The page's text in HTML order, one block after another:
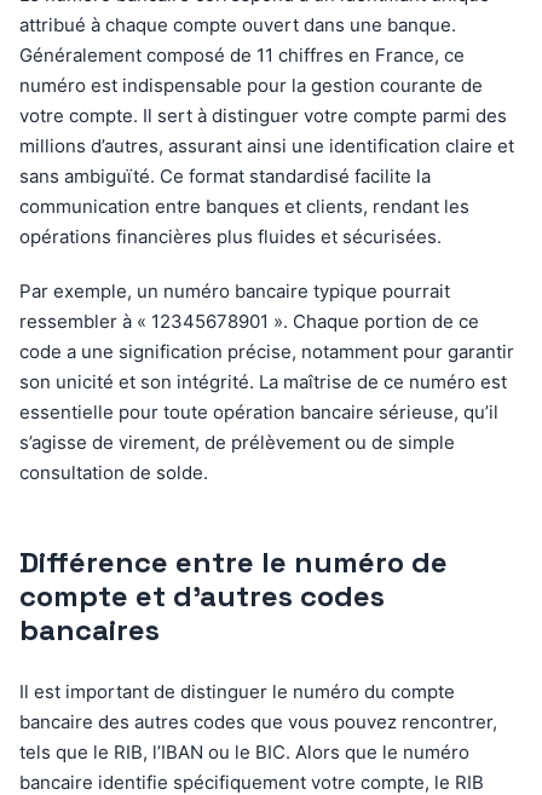
attribué à chaque compte ouvert dans une banque.
Généralement composé de 11 chiffres en France, ce
numéro est indispensable pour la gestion courante de
votre compte. Il sert à distinguer votre compte parmi des
millions d’autres, assurant ainsi une identification claire et
sans ambiguïté. Ce format standardisé facilite la
communication entre banques et clients, rendant les
opérations financières plus fluides et sécurisées.
Par exemple, un numéro bancaire typique pourrait
ressembler à « 12345678901 ». Chaque portion de ce
code a une signification précise, notamment pour garantir
son unicité et son intégrité. La maîtrise de ce numéro est
essentielle pour toute opération bancaire sérieuse, qu’il
s’agisse de virement, de prélèvement ou de simple
consultation de solde.
Différence entre le numéro de
compte et d’autres codes
bancaires
Il est important de distinguer le numéro du compte
bancaire des autres codes que vous pouvez rencontrer,
tels que le RIB, l’IBAN ou le BIC. Alors que le numéro
bancaire identifie spécifiquement votre compte, le RIB